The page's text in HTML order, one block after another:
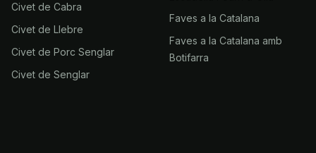
Civet de Cabra
Civet de Llebre
Civet de Porc Senglar
Civet de Senglar
Faves a la Catalana
Faves a la Catalana amb
Botifarra